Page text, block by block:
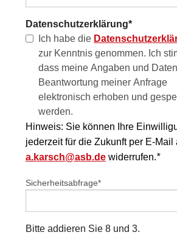
Datenschutzerklärung*
Ich habe die
zur Kenntnis genommen. Ich
dass meine Angaben und
Beantwortung meiner Anfrage
elektronisch erhoben und
werden.
Hinweis: Sie können Ihre
jederzeit für die Zukunft per E-Mail
a.karsch@asb.de widerrufen.*
Sicherheitsabfrage*
Bitte addieren Sie 8 und 3.